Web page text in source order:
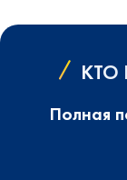
КТО
Полная